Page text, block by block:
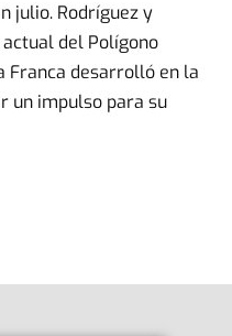
julio. Rodríguez y
del Polígono
Franca desarrolló en la
un impulso para su